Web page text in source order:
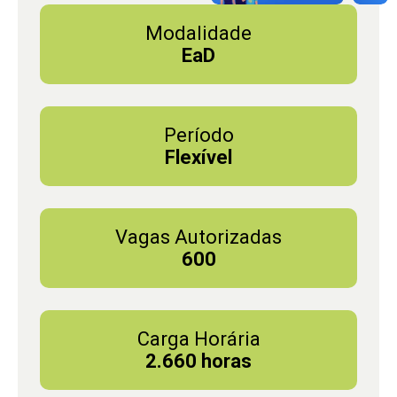
Modalidade
EaD
Período
Flexível
Vagas Autorizadas
600
Carga Horária
2.660 horas